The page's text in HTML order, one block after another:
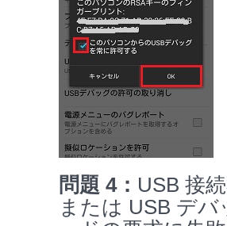
問題 4： USB 接続
または USB デバ